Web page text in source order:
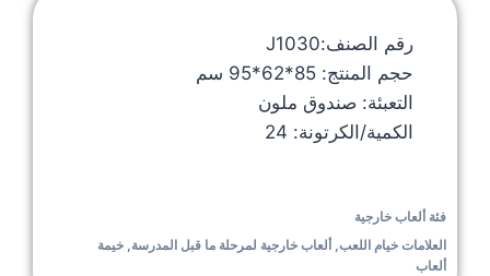
رقم الصنف:J1030
حجم المنتج: 85*62*95 سم
التعبئة: صندوق ملون
الكمية/الكرتونة: 24
فئة ألعاب خارجية
العلامات خيام اللعب, ألعاب خارجية لمرحلة ما قبل المدرسة, خيمة
ألعاب